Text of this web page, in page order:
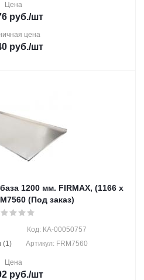
Цена
руб./шт
цена
руб./шт
1200 мм. FIRMAX, (1166 х
(Под заказ)
(1)
Код: КА-00050757
Артикул: FRM7560
Цена
руб./шт